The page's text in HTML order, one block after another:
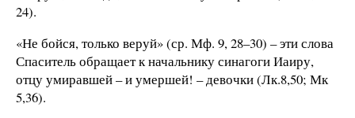
24).
«Не бойся, только веруй» (ср. Мф. 9, 28–30) – эти слова
Спаситель обращает к начальнику синагоги Иаиру,
отцу умиравшей – и умершей! – девочки (Лк.8,50; Мк
5,36).